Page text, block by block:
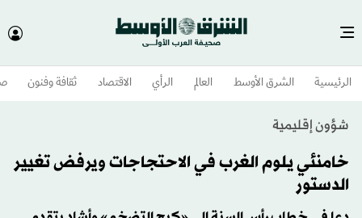
الرئيسية الشرق الأوسط​ العالم الرأي الاقتصاد ثقافة وفنون
شؤون إقليمية
خامنئي يلوم الغرب في الاحتجاجات ويرفض تغيير
الدستور